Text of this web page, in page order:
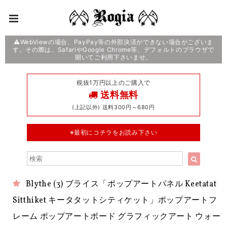
⚠️WebViewの場合、PayPay等の外部決済ができない場合がございま
す。その際は、SafariやGoogle Chrome等、デフォルトのブラウザで
開いてご利用下さいませ。
税抜1万円以上のご購入で
送料無料
(上記以外) 送料300円～680円
※最初にコチラをお読み下さい
Blythe (3) ブライス「ポップアートパネル Keetatat
Sitthiket キータタットシティケット」ポップアートフ
レーム ポップアートボード グラフィックアート ウォー